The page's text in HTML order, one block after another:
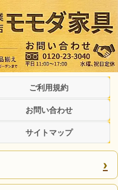
ご利用規約
お問い合わせ
サイトマップ
›